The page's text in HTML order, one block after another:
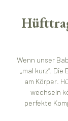
Wenn unser
„mal kurz“.
am Körper.
wechseln
perfekte